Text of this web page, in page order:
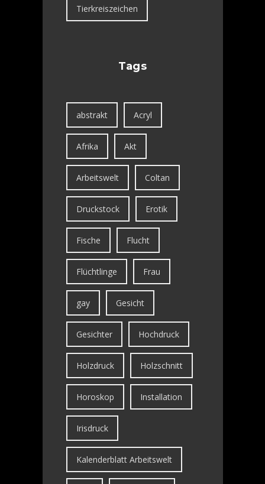
Tierkreiszeichen
Tags
abstrakt Acryl
Afrika Akt
Arbeitswelt Coltan
Druckstock Erotik
Fische Flucht
Flüchtlinge Frau
gay Gesicht
Gesichter Hochdruck
Holzdruck Holzschnitt
Horoskop Installation
Irisdruck
Kalenderblatt Arbeitswelt